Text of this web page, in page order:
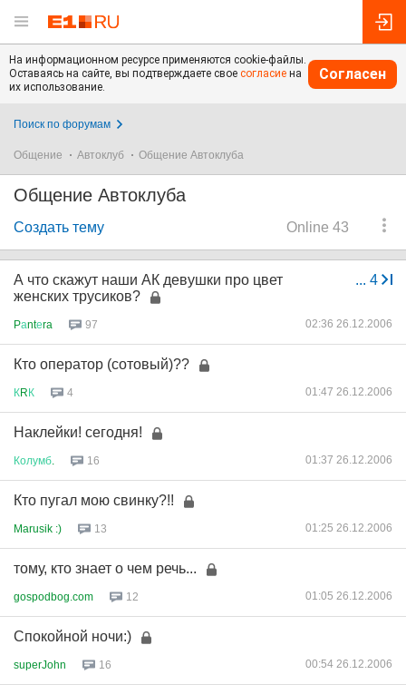
На информационном ресурсе применяются cookie-файлы.
Оставаясь на сайте, вы подтверждаете свое согласие на
их использование.
Согласен
Поиск по форумам
Общение Автоклуб Общение Автоклуба
Общение Автоклуба
Online 43
Создать тему
... 4
А что скажут наши АК девушки про цвет
женских трусиков?
Pаntеra 97 02:36 26.12.2006
Кто оператор (сотовый)??
КRК 4 01:47 26.12.2006
Наклейки! сегодня!
Колумб 16 01:37 26.12.2006
Кто пугал мою свинку?!!
Marusik :) 13 01:25 26.12.2006
тому, кто знает о чем речь...
gospodbog.com 12 01:05 26.12.2006
Спокойной ночи:)
superJohn 16 00:54 26.12.2006